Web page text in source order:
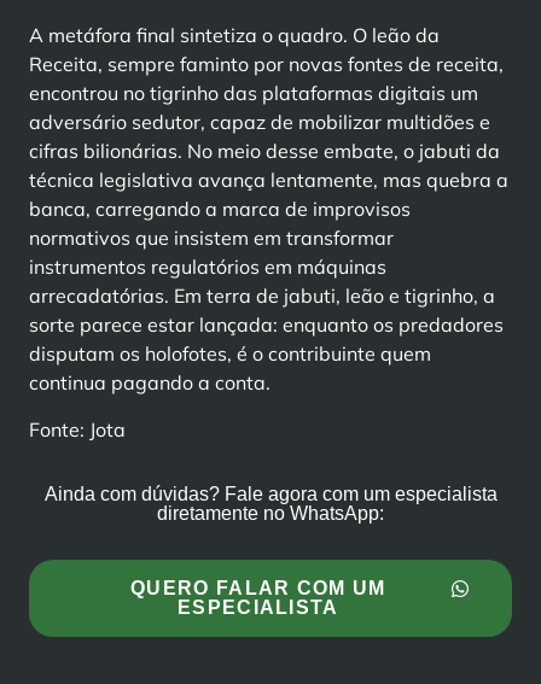
A metáfora final sintetiza o quadro. O leão da
Receita, sempre faminto por novas fontes de receita,
encontrou no tigrinho das plataformas digitais um
adversário sedutor, capaz de mobilizar multidões e
cifras bilionárias. No meio desse embate, o jabuti da
técnica legislativa avança lentamente, mas quebra a
banca, carregando a marca de improvisos
normativos que insistem em transformar
instrumentos regulatórios em máquinas
arrecadatórias. Em terra de jabuti, leão e tigrinho, a
sorte parece estar lançada: enquanto os predadores
disputam os holofotes, é o contribuinte quem
continua pagando a conta.
Fonte: Jota
Ainda com dúvidas? Fale agora com um especialista
diretamente no WhatsApp:
QUERO FALAR COM UM
ESPECIALISTA